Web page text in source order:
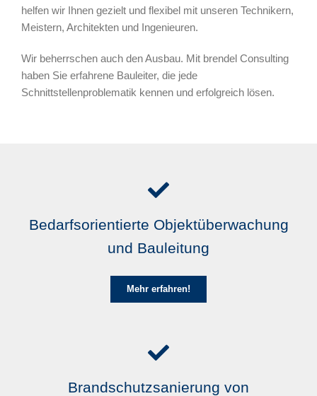
helfen wir Ihnen gezielt und flexibel mit unseren Technikern,
Meistern, Architekten und Ingenieuren.
Wir beherrschen auch den Ausbau. Mit brendel Consulting
haben Sie erfahrene Bauleiter, die jede
Schnittstellenproblematik kennen und erfolgreich lösen.
Bedarfsorientierte Objektüberwachung
und Bauleitung
Mehr erfahren!
Brandschutzsanierung von